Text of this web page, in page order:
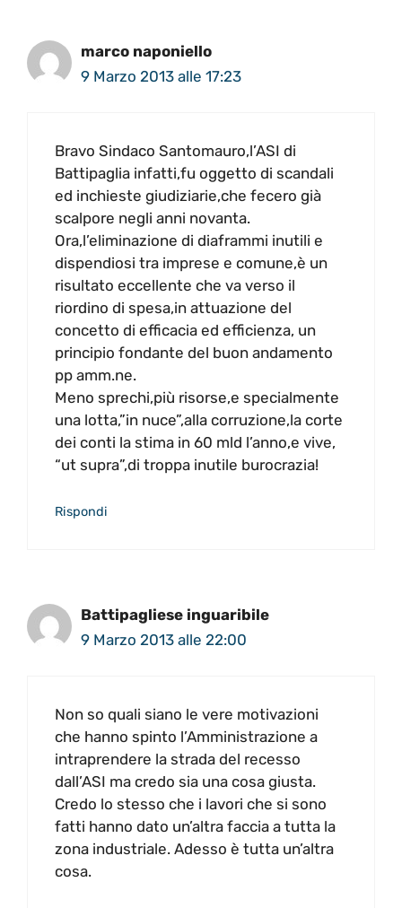
marco naponiello
9 Marzo 2013 alle 17:23
Bravo Sindaco Santomauro,l’ASI di
Battipaglia infatti,fu oggetto di scandali
ed inchieste giudiziarie,che fecero già
scalpore negli anni novanta.
Ora,l’eliminazione di diaframmi inutili e
dispendiosi tra imprese e comune,è un
risultato eccellente che va verso il
riordino di spesa,in attuazione del
concetto di efficacia ed efficienza, un
principio fondante del buon andamento
pp amm.ne.
Meno sprechi,più risorse,e specialmente
una lotta,”in nuce”,alla corruzione,la corte
dei conti la stima in 60 mld l’anno,e vive,
“ut supra”,di troppa inutile burocrazia!
Rispondi
Battipagliese inguaribile
9 Marzo 2013 alle 22:00
Non so quali siano le vere motivazioni
che hanno spinto l’Amministrazione a
intraprendere la strada del recesso
dall’ASI ma credo sia una cosa giusta.
Credo lo stesso che i lavori che si sono
fatti hanno dato un’altra faccia a tutta la
zona industriale. Adesso è tutta un’altra
cosa.